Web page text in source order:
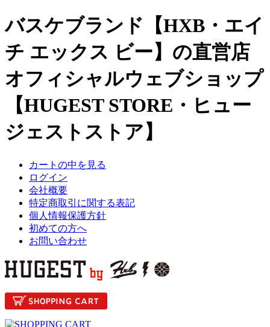
バスケブランド【HXB・エイ
チ エックス ビー】の直営店
オフィシャルウェブショップ
【HUGEST STORE・ヒュー
ジェストストア】
カートの中を見る
ログイン
会社概要
特定商取引に関する表記
個人情報保護方針
初めての方へ
お問い合わせ